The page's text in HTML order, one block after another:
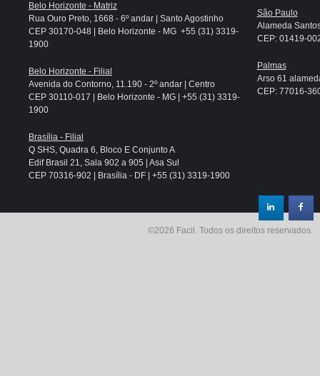
Belo Horizonte - Matriz
Rua Ouro Preto, 1668 - 6º andar | Santo Agostinho
CEP 30170-048 | Belo Horizonte - MG +55 (31) 3319-
1900
Belo Horizonte - Filial
Avenida do Contorno, 11.190 - 2º andar | Centro
CEP 30110-017 | Belo Horizonte - MG | +55 (31) 3319-
1900
Brasília - Filial
Q SHS, Quadra 6, Bloco E Conjunto A
Edif Brasil 21, Sala 902 a 905 | Asa Sul
CEP 70316-902 | Brasília - DF | +55 (31) 3319-1900
São Paulo
Alameda
CEP: 01419-
Palmas
Arso 61
CEP: 77016-
.
©2026 Facil. Todos os direitos reservados.